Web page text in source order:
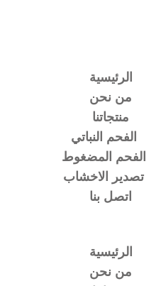
الرئيسية
من نحن
منتجاتنا
الفحم النباتي
الفحم المضغوط
تصدير الاخشاب
اتصل بنا
الرئيسية
من نحن